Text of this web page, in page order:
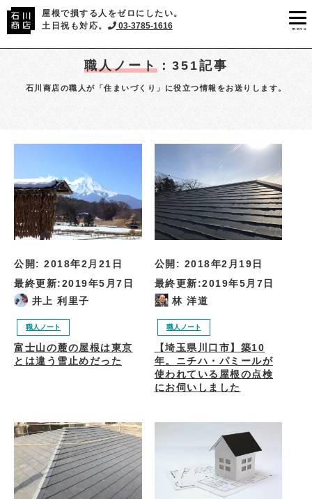
屋根で損する人をゼロにしたい。
土日祝も対応。
03-3785-1616 menu
職人ノート：351記事
石川商店の職人が「住まいづくり」に役立つ情報をお送りします。
公開: 2018年2月21日
最終更新:2019年5月7日
井上 利里子
職人ノート
富士山の麓の屋根は東京
とは違う雪止めだった
公開: 2018年2月19日
最終更新:2019年5月7日
林 洋道
職人ノート
【埼玉県川口市】築10
年。ニチハ・パミールが
使われている屋根の点検
にお伺いしました